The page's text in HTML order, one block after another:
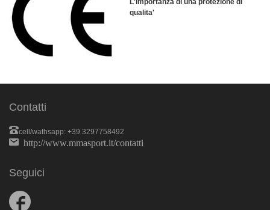
L'importanza di una protezione di
qualita'
Contatti
cell/wathsapp: +39 3297758492
http://www.mmasport.it/contatti
Seguici
us